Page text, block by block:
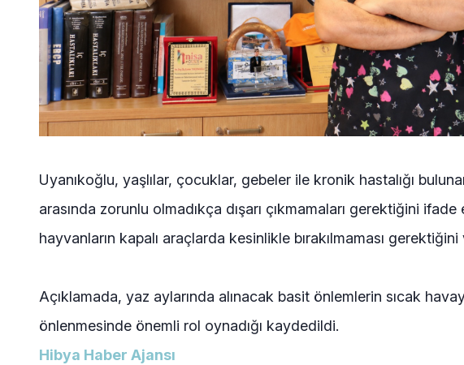
Uyanıkoğlu, yaşlılar, çocuklar, gebeler ile kronik hastalığı
arasında zorunlu olmadıkça dışarı çıkmamaları gerektiğini
hayvanların kapalı araçlarda kesinlikle bırakılmaması gerektiğini
Açıklamada, yaz aylarında alınacak basit önlemlerin sıcak
önlenmesinde önemli rol oynadığı kaydedildi.
Hibya Haber Ajansı